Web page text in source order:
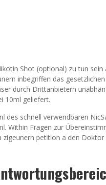
Shot (optional) zu tun
inbegriffen das
durch Drittanbietern
10ml geliefert.
des schnell verwendbaren
Within Fragen zur
zigeunern petition a den